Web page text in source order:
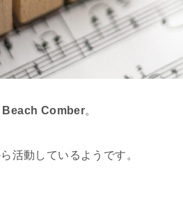
Beach Comber。
活動しているようです。